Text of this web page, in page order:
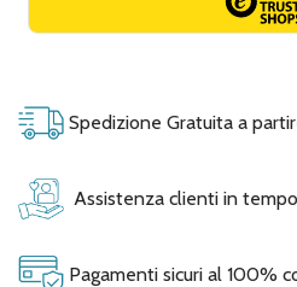
Spedizione Gratuita a
Assistenza clienti in
Pagamenti sicuri al 100%